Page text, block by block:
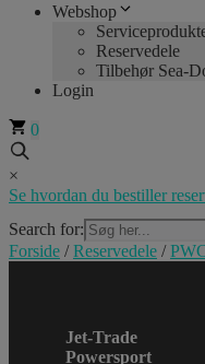
Webshop
Reservedele
Tilbehør Sea-
Login
0
×
Se hvordan du bestiller
Search for:
Forside /Reservedele /
Jet-Trade
Powersport